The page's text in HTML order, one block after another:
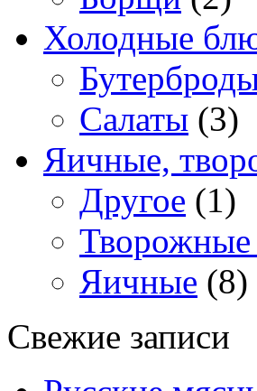
Холодные
Салаты (3)
Яичные,
Другое (1)
Яичные (8)
Свежие записи